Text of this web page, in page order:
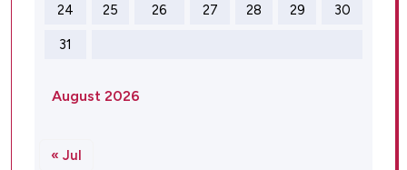
August 2026
24 25 26 27 28 29 30
31
« Jul